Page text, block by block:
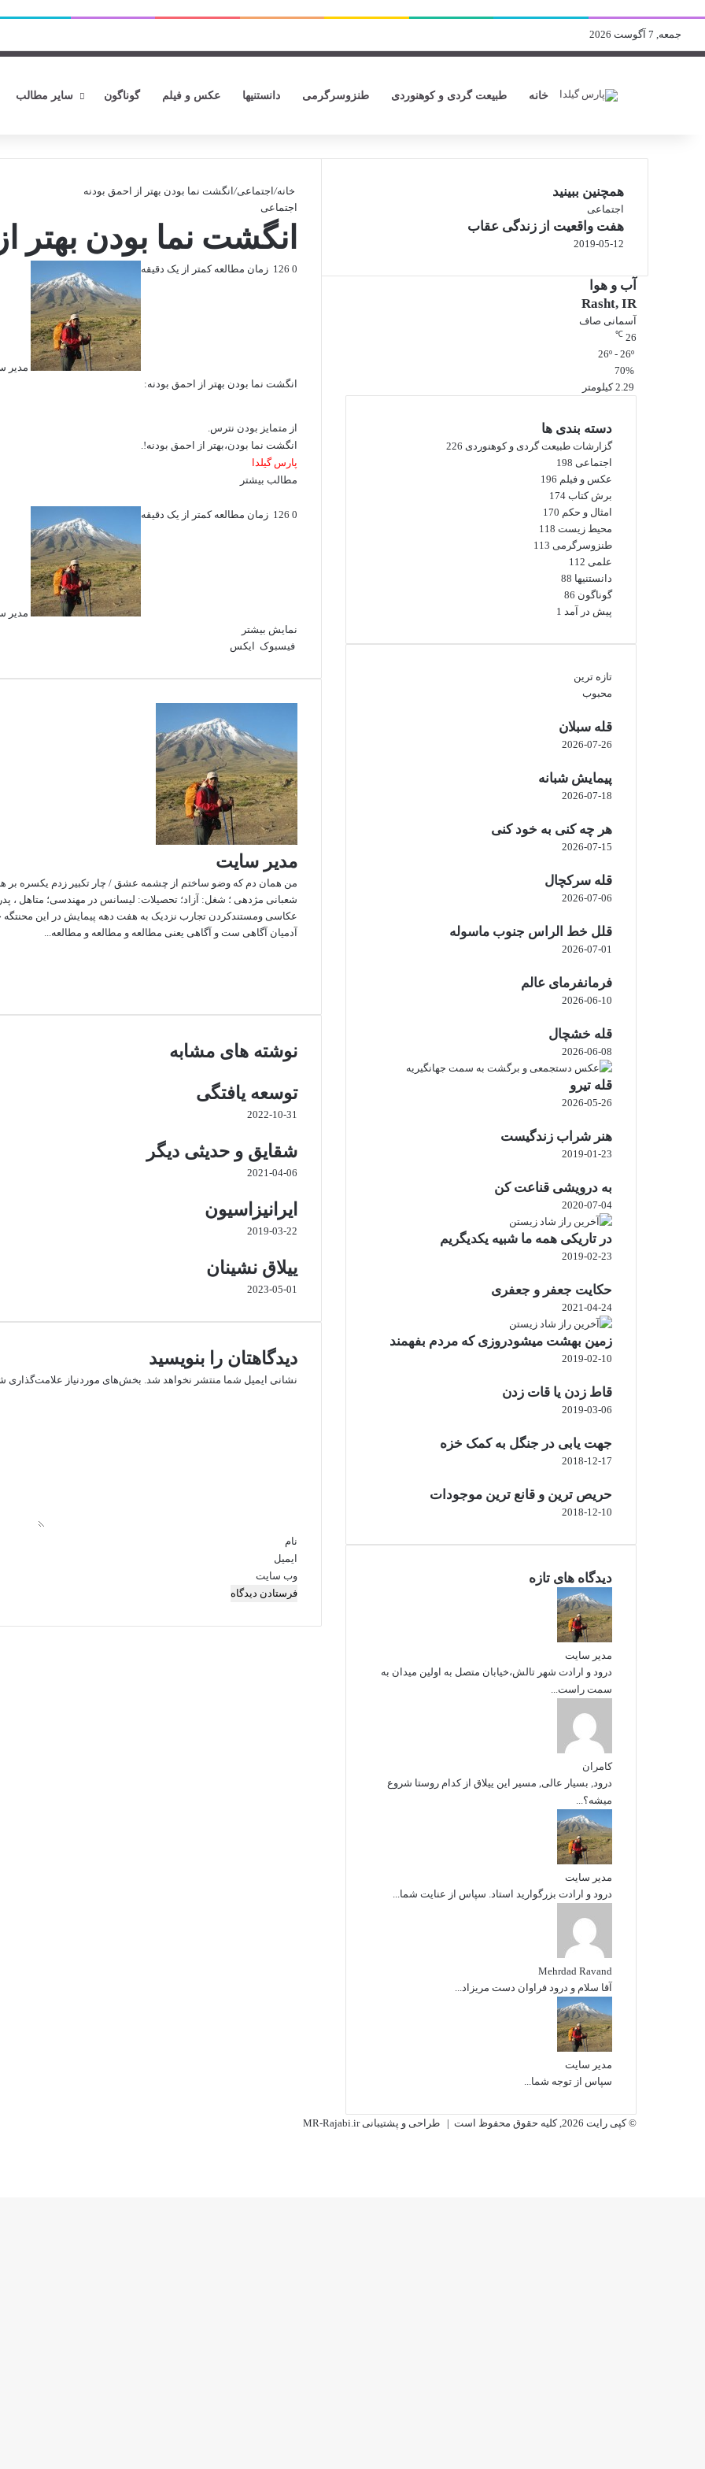
جمعه, 7 آگوست 2026
خانه طبیعت گردی و کوهنوردی طنزوسرگرمی دانستنیها عکس و فیلم گوناگون سایر مطالب
خانه/اجتماعی/انگشت نما بودن بهتر از احمق بودنه
اجتماعی
انگشت نما بودن بهتر
مدیر
0 زمان مطالعه کمتر از یک دقیقه
انگشت نما بودن بهتر از احمق بودنه:
از متمایز بودن نترس.
انگشت نما بودن،بهتر از احمق بودنه!.
پارس گیلدا
مطالب بیشتر
مدیر
0 زمان مطالعه کمتر از یک دقیقه
نمایش بیشتر
فیسبوک
ایکس
ن
ا
ی
ن
ت
پ
گ
م
ت
ک
گ
ذ
ا
ر
ی
ب
ا
ا
ل
پ
مدیر سایت
من همان دم که وضو ساختم از چشمه عشق / چار تکبیر زدم یکسره بر
شعبانی مژدهی ؛ شغل: آزاد؛ تحصیلات: لیسانس در مهندسی؛ متاهل ،
عکاسی ومستندکردن تجارب نزدیک به هفت دهه پیمایش در این
آدمیان آگاهی ست و آگاهی یعنی مطالعه و مطالعه و مطالعه...
یب
ک
ن
ت
ر
ا
نوشته های مشابه
توسعه یافتگی
2022-10-31
شقایق و حدیثی دیگر
2021-04-06
ایرانیزاسیون
2019-03-22
ییلاق نشینان
2023-05-01
دیدگاهتان را بنویسید
نشانی ایمیل شما منتشر نخواهد شد. بخش‌های موردنیاز علامت‌گذاری
نام
ایمیل
وب‌ سایت
همچنین ببینید
س
ت
اجتماعی
هفت واقعیت از زندگی عقاب
2019-05-12
آب و هوا
Rasht, IR
آسمانی صاف
26
℃
26º - 26º
70%
2.29 کیلومتر
دسته بندی ها
گزارشات طبیعت گردی و کوهنوردی 226
اجتماعی 198
عکس و فیلم 196
برش کتاب 174
امثال و حکم 170
محیط زیست 118
طنزوسرگرمی 113
علمی 112
دانستنیها 88
گوناگون 86
پیش در آمد 1
تازه ترین
محبوب
قله سبلان
2026-07-26
پیمایش شبانه
2026-07-18
هر چه کنی به خود کنی
2026-07-15
قله سرکچال
2026-07-06
قلل خط الراس جنوب ماسوله
2026-07-01
فرمانفرمای عالم
2026-06-10
قله خشچال
2026-06-08
قله تیرو
2026-05-26
هنر شراب زندگیست
2019-01-23
به درویشی قناعت کن
2020-07-04
در تاریکی همه ما شبیه یکدیگریم
2019-02-23
حکایت جعفر و جعفری
2021-04-24
زمین بهشت میشودروزی که مردم بفهمند
2019-02-10
قاط زدن یا قات زدن
2019-03-06
جهت یابی در جنگل به کمک خزه
2018-12-17
حریص ترین و قانع ترین موجودات
2018-12-10
دیدگاه های تازه
مدیر سایت
درود و ارادت شهر تالش،خیابان متصل به اولین میدان به
سمت راست...
کامران
درود, بسیار عالی, مسیر این ییلاق از کدام روستا شروع
میشه؟...
مدیر سایت
درود و ارادت بزرگوارید استاد. سپاس از عنایت شما...
Mehrdad Ravand
آقا سلام و درود فراوان دست مریزاد...
مدیر سایت
سپاس از توجه شما...
© کپی رایت 2026, کلیه حقوق محفوظ است |
طراحی و پشتیبانی MR-Rajabi.ir